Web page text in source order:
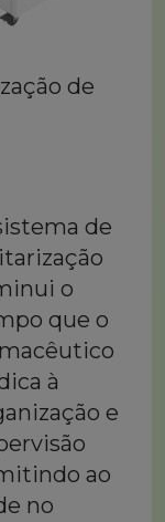
de
de
o
que o
à
e
ao
no